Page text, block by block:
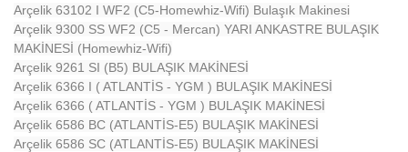
Arçelik 63102 I WF2 (C5-Homewhiz-Wifi) Bulaşık Makinesi
Arçelik 9300 SS WF2 (C5 - Mercan) YARI ANKASTRE BULAŞIK
MAKİNESİ (Homewhiz-Wifi)
Arçelik 9261 SI (B5) BULAŞIK MAKİNESİ
Arçelik 6366 I ( ATLANTİS - YGM ) BULAŞIK MAKİNESİ
Arçelik 6366 ( ATLANTİS - YGM ) BULAŞIK MAKİNESİ
Arçelik 6586 BC (ATLANTİS-E5) BULAŞIK MAKİNESİ
Arçelik 6586 SC (ATLANTİS-E5) BULAŞIK MAKİNESİ